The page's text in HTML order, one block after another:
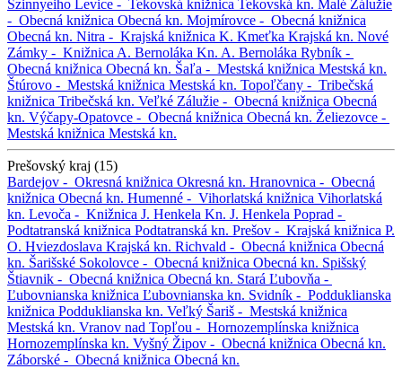
Szinnyeiho Levice - Tekovská knižnica Tekovská kn. Malé Zálužie
- Obecná knižnica Obecná kn. Mojmírovce - Obecná knižnica
Obecná kn. Nitra - Krajská knižnica K. Kmeťka Krajská kn. Nové
Zámky - Knižnica A. Bernoláka Kn. A. Bernoláka Rybník -
Obecná knižnica Obecná kn. Šaľa - Mestská knižnica Mestská kn.
Štúrovo - Mestská knižnica Mestská kn. Topoľčany - Tribečská
knižnica Tribečská kn. Veľké Zálužie - Obecná knižnica Obecná
kn. Výčapy-Opatovce - Obecná knižnica Obecná kn. Želiezovce -
Mestská knižnica Mestská kn.
Prešovský kraj (15)
Bardejov - Okresná knižnica Okresná kn. Hranovnica - Obecná
knižnica Obecná kn. Humenné - Vihorlatská knižnica Vihorlatská
kn. Levoča - Knižnica J. Henkela Kn. J. Henkela Poprad -
Podtatranská knižnica Podtatranská kn. Prešov - Krajská knižnica P.
O. Hviezdoslava Krajská kn. Richvald - Obecná knižnica Obecná
kn. Šarišské Sokolovce - Obecná knižnica Obecná kn. Spišský
Štiavnik - Obecná knižnica Obecná kn. Stará Ľubovňa -
Ľubovnianska knižnica Ľubovnianska kn. Svidník - Podduklianska
knižnica Podduklianska kn. Veľký Šariš - Mestská knižnica
Mestská kn. Vranov nad Topľou - Hornozemplínska knižnica
Hornozemplínska kn. Vyšný Žipov - Obecná knižnica Obecná kn.
Záborské - Obecná knižnica Obecná kn.